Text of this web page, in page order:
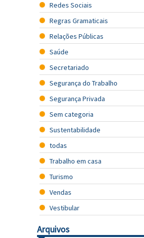
Redes Sociais
Regras Gramaticais
Relações Públicas
Saúde
Secretariado
Segurança do Trabalho
Segurança Privada
Sem categoria
Sustentabilidade
todas
Trabalho em casa
Turismo
Vendas
Vestibular
Arquivos